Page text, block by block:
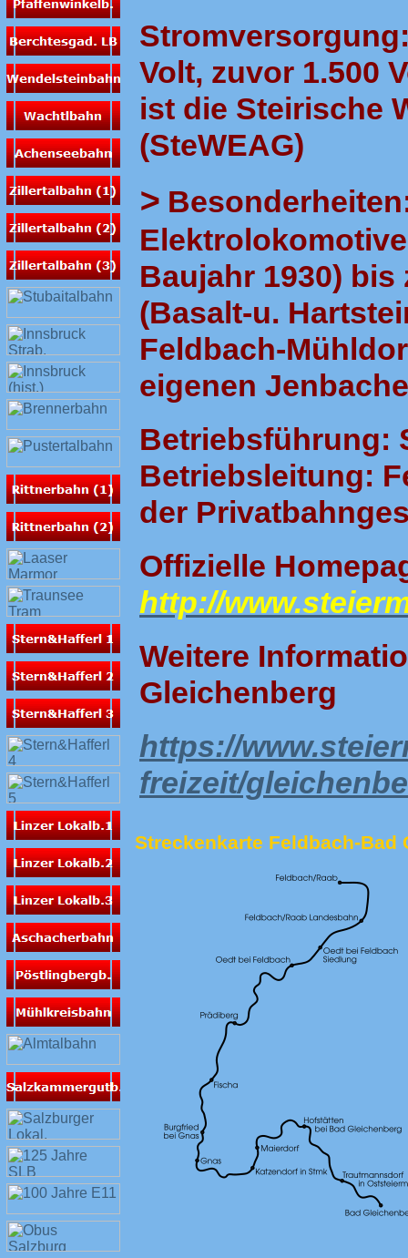
Volt, zuvor 1.500
ist die Steirische
(SteWEAG)
>
Baujahr 1930)
(Basalt-u.
Feldbach-
eigenen
Betriebsführung:
Betriebsleitung:
der
Offizielle
http://
Weitere
Gleichenberg
https://
freizeit/
Streckenkarte Feldbach-Bad